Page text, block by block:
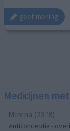
geef mening
Medicijnen
Mirena (2378)
Anticonceptie -